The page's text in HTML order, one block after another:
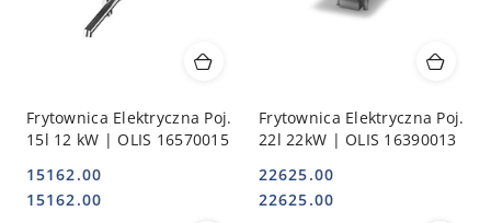
Frytownica Elektryczna Poj.
15l 12 kW | OLIS 16570015
Cena:
15162.00
Cena:
15162.00
Frytownica Elektryczna Poj.
22l 22kW | OLIS 16390013
Cena:
22625.00
Cena:
22625.00